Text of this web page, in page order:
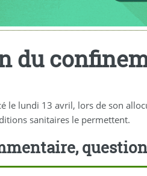
du
le lundi 13 avril, lors de son
sanitaires le permettent.